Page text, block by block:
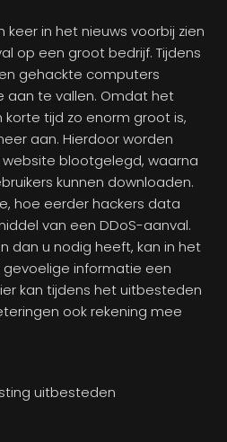
in het nieuws voorbij zien
op een groot bedrijf. Tijdens
gehackte computers
aan te vallen. Omdat het
korte tijd zo enorm groot is,
aan. Hierdoor worden
blootgelegd, waarna
kunnen downloaden.
hoe eerder hackers data
van een DDoS-aanval.
dan u nodig heeft, kan in het
informatie een
kan tijdens het uitbesteden
ook rekening mee